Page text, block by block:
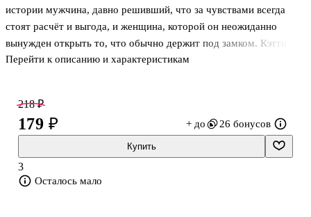
истории мужчина, давно решивший, что за чувствами всегда
стоят расчёт и выгода, и женщина, которой он неожиданно
вынужден открыть то, что обычно держит под замком. Кэтти
Уильямс строит здесь не просто романтическую линию, а
внешние жесты, а напряжение между осторожностью и тягой к
близости, когда прошлый опыт мешает поверить даже в самое
О чём книга
Перейти к описанию и характеристикам
218 ₽
179 ₽ + до 26 бонусов
Купить
3
Осталось мало